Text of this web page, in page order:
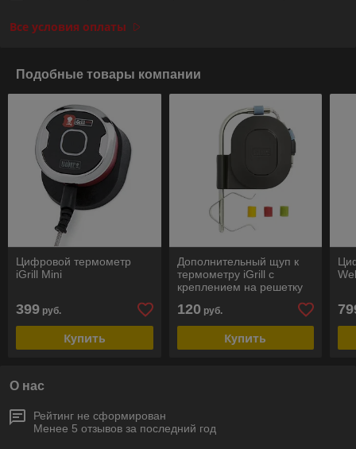
Все условия оплаты
Подобные товары компании
Цифровой термометр
iGrill Mini
399 руб.
Купить
Дополнительный щуп к
термометру iGrill с
креплением на решетку
120 руб.
Купить
О нас
Рейтинг не сформирован
Менее 5 отзывов за последний год